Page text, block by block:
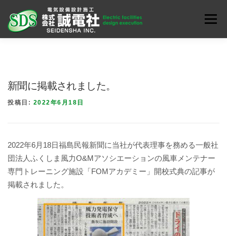
メニュ
新聞に掲載されました。
投稿日: 2022年6月18日
2022年6月18日福島民報新聞に当社が代表理事を務める一般社
団法人ふくしま風力O&Mアソシエーションの風車メンテナー
専門トレーニング施設「FOMアカデミー」開校式典の記事が
掲載されました。